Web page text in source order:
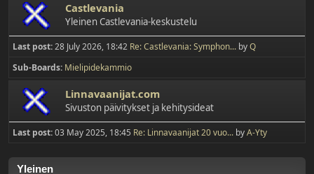
Castlevania
Yleinen Castlevania-keskustelu
Last post:28 July 2026, 18:42 Re: Castlevania: Symphon... byQ
Sub-Boards Mielipidekammio
Linnavaanijat.com
Sivuston päivitykset ja kehitysideat
Last post:03 May 2025, 18:45 Re: Linnavaanijat 20 vuo... byA-Yty
Yleinen